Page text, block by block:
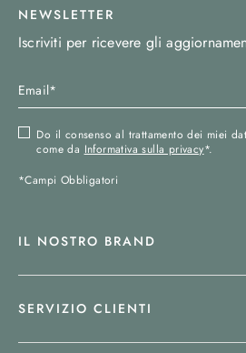
NEWSLETTER
Iscriviti per ricevere gli
Do il consenso al trattamento dei miei
come da Informativa sulla privacy*.
*Campi Obbligatori
IL NOSTRO BRAND
SERVIZIO CLIENTI